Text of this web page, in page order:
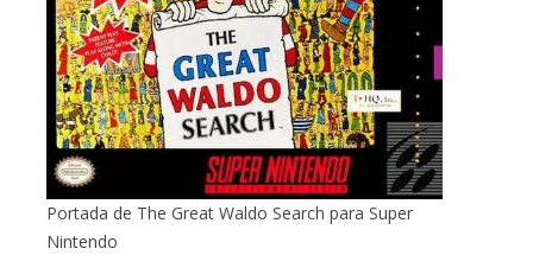
Portada de The Great Waldo Search para Super
Nintendo